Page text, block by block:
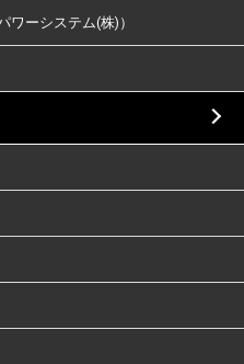
ワーシステム(株)）